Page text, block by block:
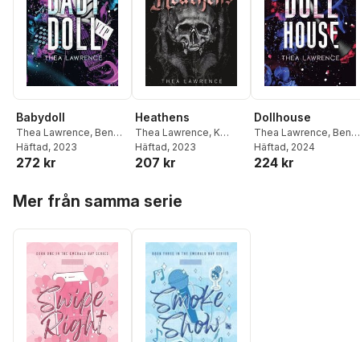
Babydoll
Thea Lawrence, Ben
Browning
Häftad, 2023
272 kr
Heathens
Thea Lawrence, K
Morton,Ben Browning
Häftad, 2023
207 kr
Dollhouse
Thea Lawrence, Ben
Browning
Häftad, 2024
224 kr
Mer från samma serie